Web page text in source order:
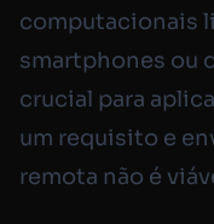
computacionais
smartphones ou
crucial para
um requisito e
remota não é